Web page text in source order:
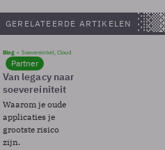
GERELATEERDE ARTIKELEN
Blog Soevereinteit, Cloud
Partner
Van legacy naar
soevereiniteit
Waarom je oude
applicaties je
grootste risico
zijn.